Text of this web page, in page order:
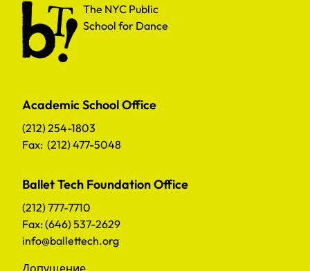
The NYC Public School for Dance
The NYC Public
School for Dance
Academic School Office
(212) 254-1803
Fax: (212) 477-5048
Ballet Tech Foundation Office
(212) 777-7710
Fax: (646) 537-2629
info@ballettech.org
Допущение